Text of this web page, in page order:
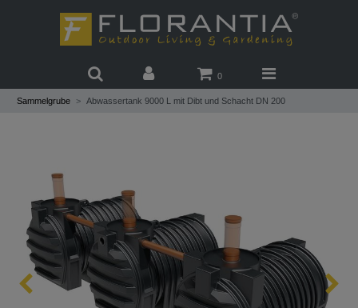
0
Sammelgrube Abwassertank 9000 L mit Dibt und Schacht DN 200